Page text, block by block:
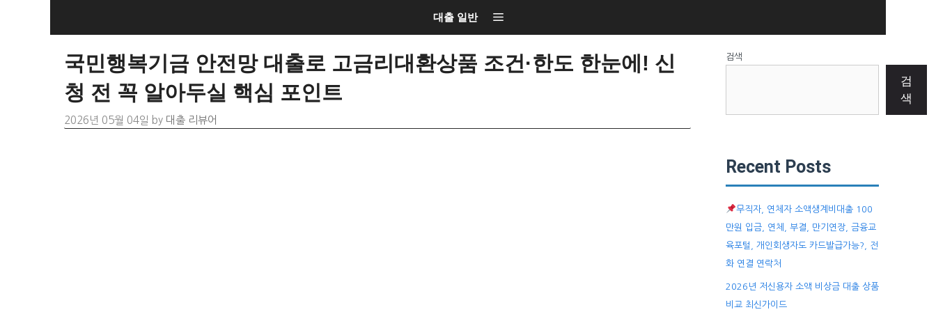
대출 일반
국민행복기금 안전망 대출로 고금리대환상품 조건·한도 한눈에! 신
청 전 꼭 알아두실 핵심 포인트
2026년 05월 04일 by 대출 리뷰어
검색
검
색
Recent Posts
무직자, 연체자 소액생계비대출 100
만원 입금, 연체, 부결, 만기연장, 금융교
육포털, 개인회생자도 카드발급가능?, 전
화 연결 연락처
2026년 저신용자 소액 비상금 대출 상품
비교 최신가이드